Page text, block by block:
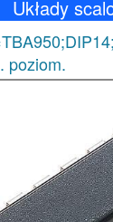
Układy
poziom.